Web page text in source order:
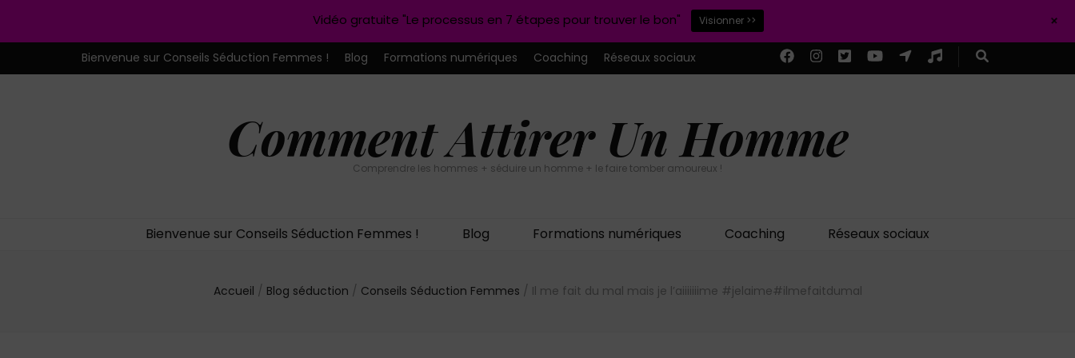
Bienvenue sur Conseils Séduction Femmes ! Blog Formations numériques Coaching Réseaux sociaux
Comment Attirer Un Homme
Comprendre les hommes + séduire un homme + le faire tomber amoureux !
Bienvenue sur Conseils Séduction Femmes ! Blog Formations numériques Coaching Réseaux sociaux
Accueil / Blog séduction / Conseils Séduction Femmes / Il me fait du mal mais je l’aiiiiiiime #jelaime#ilmefaitdumal
Vidéo gratuite "Le processus en 7 étapes pour trouver le bon" Visionner >> +